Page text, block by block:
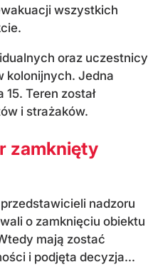
wszystkich
oraz uczestnicy
kolonijnych. Jedna
15. Teren został
i strażaków.
zamknięty
nadzoru
o zamknięciu obiektu
mają zostać
i podjęta decyzja...